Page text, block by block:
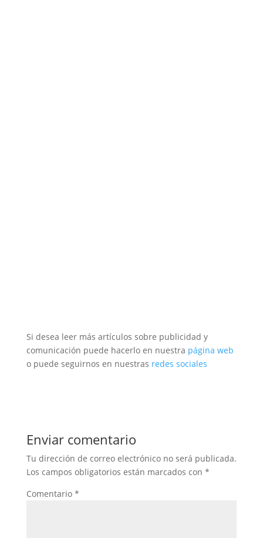
Si desea leer más artículos sobre publicidad y
comunicación puede hacerlo en nuestra página web
o puede seguirnos en nuestras redes sociales
Enviar comentario
Tu dirección de correo electrónico no será publicada.
Los campos obligatorios están marcados con *
Comentario *